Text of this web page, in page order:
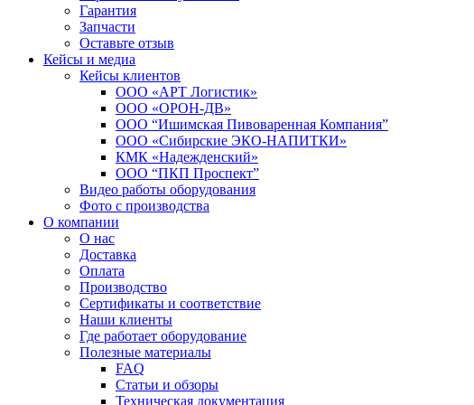
Гарантия
Запчасти
Оставьте отзыв
Кейсы и медиа
Кейсы клиентов
ООО «АРТ Логистик»
ООО «ОРОН-ДВ»
ООО “Ишимская Пивоваренная Компания”
ООО «Сибирские ЭКО-НАПИТКИ»
КМК «Надежденский»
ООО “ПКП Проспект”
Видео работы оборудования
Фото с производства
О компании
О нас
Доставка
Оплата
Производство
Сертификаты и соответствие
Наши клиенты
Где работает оборудование
Полезные материалы
FAQ
Статьи и обзоры
Техническая документация